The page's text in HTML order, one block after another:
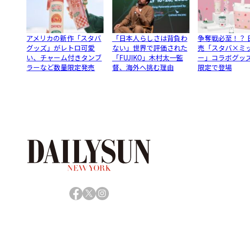
アメリカの新作「スタバ
グッズ」がレトロ可愛
い、チャーム付きタンブ
ラーなど数量限定発売
「日本人らしさは背負わ
ない」世界で評価された
「FUJIKO」木村太一監
督、海外へ挑む理由
争奪戦必至！？
売「スタバ×ミ
ー」コラボグッ
限定で登場
Facebook
X Instagram